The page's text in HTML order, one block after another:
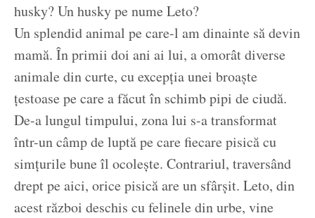
husky? Un husky pe nume Leto?
Un splendid animal pe care-l am dinainte să devin
mamă. În primii doi ani ai lui, a omorât diverse
animale din curte, cu excepția unei broaște
țestoase pe care a făcut în schimb pipi de ciudă.
De-a lungul timpului, zona lui s-a transformat
într-un câmp de luptă pe care fiecare pisică cu
simțurile bune îl ocolește. Contrariul, traversând
drept pe aici, orice pisică are un sfârșit. Leto, din
acest război deschis cu felinele din urbe, vine